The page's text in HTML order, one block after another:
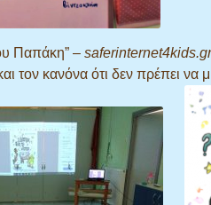
Παπάκη” – saferinternet4kids.gr
τον κανόνα ότι δεν πρέπει